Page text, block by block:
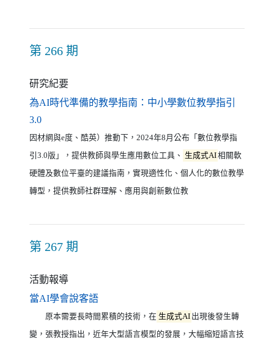
第 266 期
研究紀要
為AI時代準備的教學指南：中小學數位教學指引
3.0（另開新視窗）
因材網與e度、酷英）推動下，2024年8月公布「數位教學指
引3.0版」，提供教師與學生應用數位工具、 生成式AI相關軟
硬體及數位平臺的建議指南，實現適性化、個人化的數位教學
轉型，提供教師社群理解、應用與創新數位教
第 267 期
活動報導
當AI學會說客語（另開新視窗）
原本需要長時間累積的技術，在 生成式AI 出現後發生轉
變，張教授指出，近年大型語言模型的發展，大幅縮短語言技